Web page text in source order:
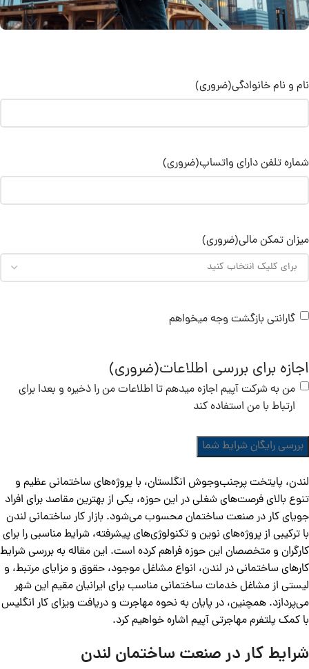
نام و نام خانوادگی(ضروری)
شماره تلفن دارای واتساپ(ضروری)
میزان تمکن مالی(ضروری)
گارانتی بازگشت وجه میخواهم
اجازه برای بررسی اطلاعات(ضروری)
من به شرکت آپیم اجازه میدهم تا اطلاعات من را ذخیره و بعدا برای
ارتباط با من استفاده کند
لندن، پایتخت پرجنب‌وجوش انگلستان، با پروژه‌های ساختمانی عظیم و
تنوع بالای فرصت‌های شغلی در این حوزه، یکی از بهترین مقاصد برای افراد
جویای کار در صنعت ساختمان محسوب می‌شود. بازار کار ساختمانی لندن
با ترکیبی از پروژه‌های نوین و تکنولوژی‌های پیشرفته، شرایط مناسبی را برای
کارگران و متخصصان این حوزه فراهم کرده است. این مقاله به بررسی شرایط
کارهای ساختمانی در لندن، انواع مشاغل موجود، حقوق و مزایای مرتبط، و
لیستی از مشاغل خدمات ساختمانی مناسب برای ایرانیان مقیم این شهر
می‌پردازد. همچنین، در پایان به نحوه مهاجرت و دریافت ویزای کار انگلیس
با کمک پلتفرم مهاجرتی آپیم اشاره خواهیم کرد.
شرایط کار در صنعت ساختمان لندن